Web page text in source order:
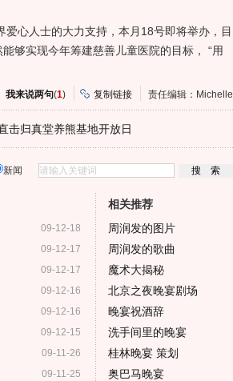
心人士的大力支持，本月18号即将举办，目
够实现今年筹建慈善儿童医院的目标， “用
我来说两句(1) 复制链接 责任编辑：Michelle
击归真堂养熊基地开放日
新闻
09-12-18
09-12-17
09-12-17
09-12-16
09-12-16
09-12-15
09-11-26
09-11-25
相关推荐
周润发的图片
周润发的歌曲
魔术大揭秘
北京之夜晚宴剧场
晚宴祝酒辞
洗手间里的晚宴
桂林晚宴 策划
奥巴马晚宴